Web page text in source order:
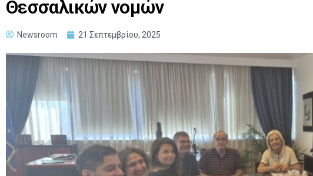
Θεσσαλικών νομών
Newsroom 21 Σεπτεμβρίου, 2025